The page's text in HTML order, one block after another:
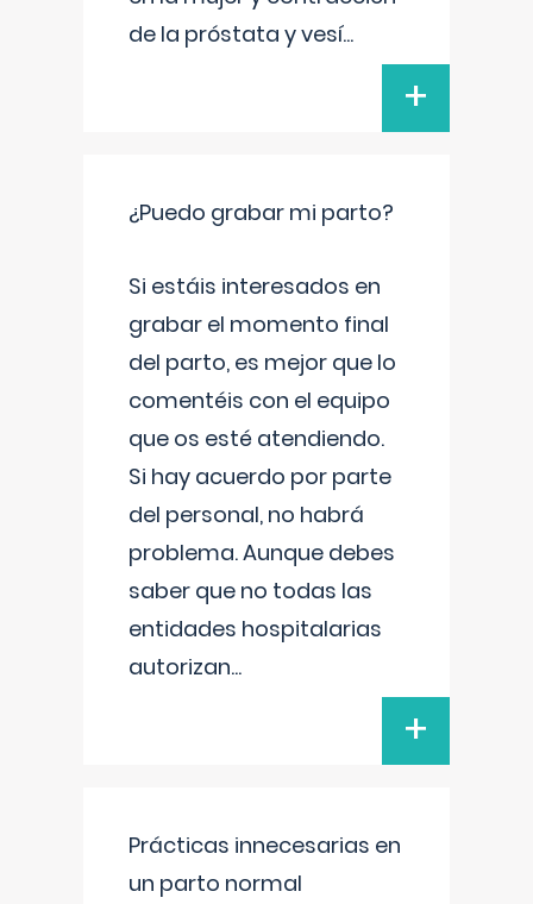
de la próstata y vesí...
+
¿Puedo grabar mi parto?
Si estáis interesados en
grabar el momento final
del parto, es mejor que lo
comentéis con el equipo
que os esté atendiendo.
Si hay acuerdo por parte
del personal, no habrá
problema. Aunque debes
saber que no todas las
entidades hospitalarias
autorizan...
+
Prácticas innecesarias en
un parto normal